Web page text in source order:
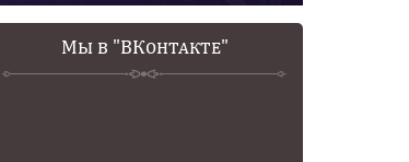
Мы в "ВКонтакте"